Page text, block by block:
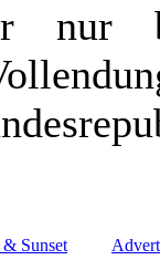
& Sunset